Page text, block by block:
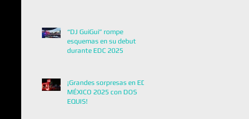
“DJ GuiGui” rompe
esquemas en su debut
durante EDC 2025
¡Grandes sorpresas en EDC
MÉXICO 2025 con DOS
EQUIS!